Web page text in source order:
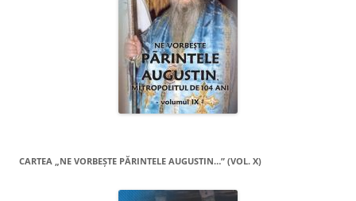
CARTEA „NE VORBEŞTE PĂRINTELE AUGUSTIN…” (VOL. X)